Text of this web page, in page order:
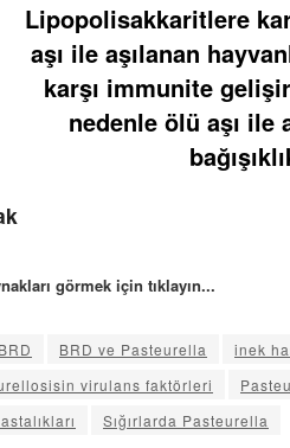
Lipopolisakkaritlere
aşı ile aşılanan
karşı immunite
nedenle ölü aşı ile
görmek için tıklayın...
BRD BRD ve Pasteurella inek
virulans faktörleri
Sığırlarda Pasteurella